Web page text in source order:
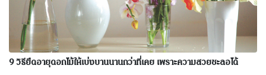
9 วิธียืดอายุดอกไม้ให้เบ่งบานนานกว่าที่เคย เพราะความสวยชะลอได้